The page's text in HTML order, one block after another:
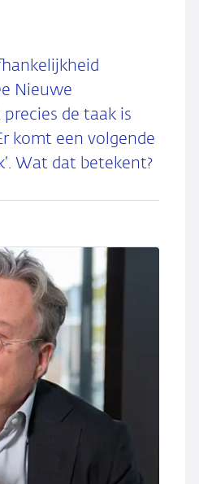
Nieuwe
de taak is
komt een volgende
Wat dat betekent?